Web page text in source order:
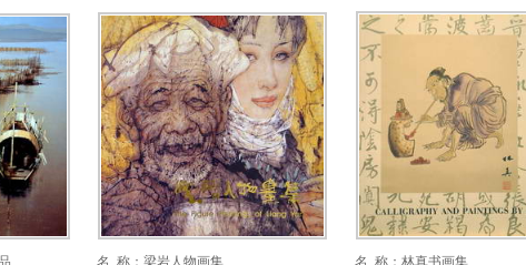
名 称：梁岩人物画集
名 称：林真书画集